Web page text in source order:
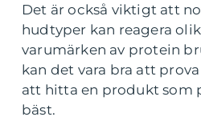
Det är också viktigt att
hudtyper kan reagera
varumärken av protein
kan det vara bra att
att hitta en produkt som
bäst.